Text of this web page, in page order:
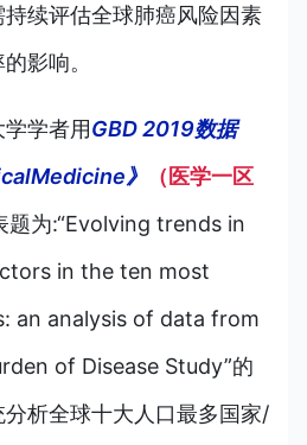
续评估全球肺癌风险因素
影响。
学学者用GBD 2019数据
》
（医学一区
题为:“Evolving trends in
in the ten most
an analysis of data from
of Disease Study”的
分析全球十大人口最多国家/